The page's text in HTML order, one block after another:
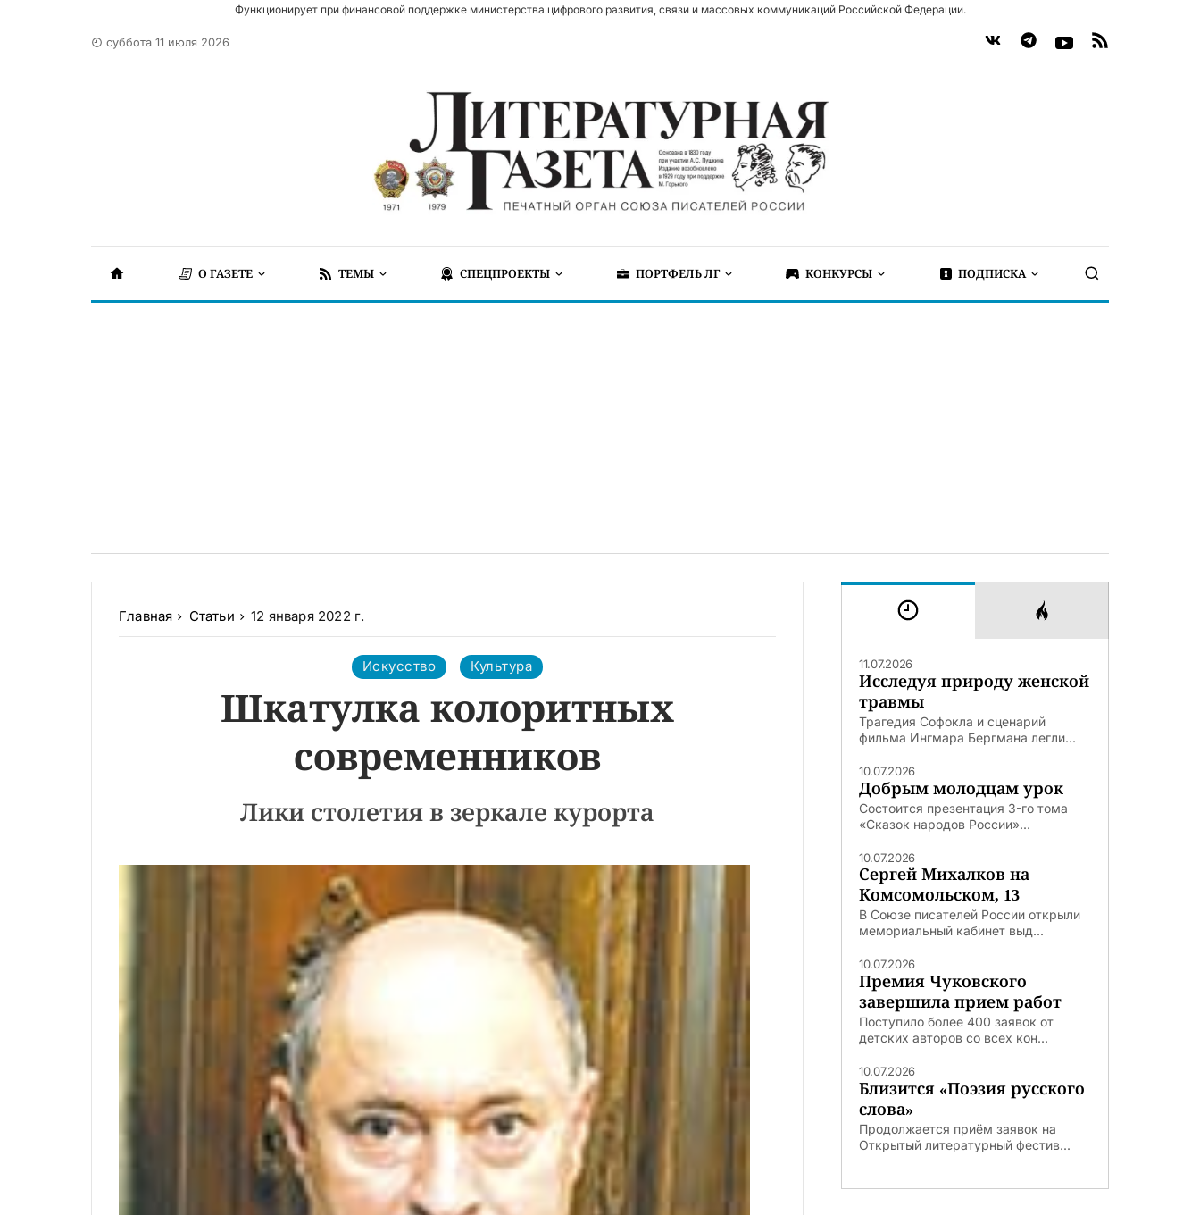
Функционирует при финансовой поддержке министерства цифрового развития, связи и массовых коммуникаций Российской Федерации.
суббота 11 июля 2026
О ГАЗЕТЕ ТЕМЫ СПЕЦПРОЕКТЫ ПОРТФЕЛЬ ЛГ КОНКУРСЫ ПОДПИСКА
Главная Статьи 12 января 2022 г.
Искусство Культура
Шкатулка колоритных
современников
Лики столетия в зеркале курорта
11.07.2026
Исследуя природу женской
травмы
Трагедия Софокла и сценарий
фильма Ингмара Бергмана легли...
10.07.2026
Добрым молодцам урок
Состоится презентация 3-го тома
«Сказок народов России»...
10.07.2026
Сергей Михалков на
Комсомольском, 13
В Союзе писателей России открыли
мемориальный кабинет выд...
10.07.2026
Премия Чуковского
завершила прием работ
Поступило более 400 заявок от
детских авторов со всех кон...
10.07.2026
Близится «Поэзия русского
слова»
Продолжается приём заявок на
Открытый литературный фестив...